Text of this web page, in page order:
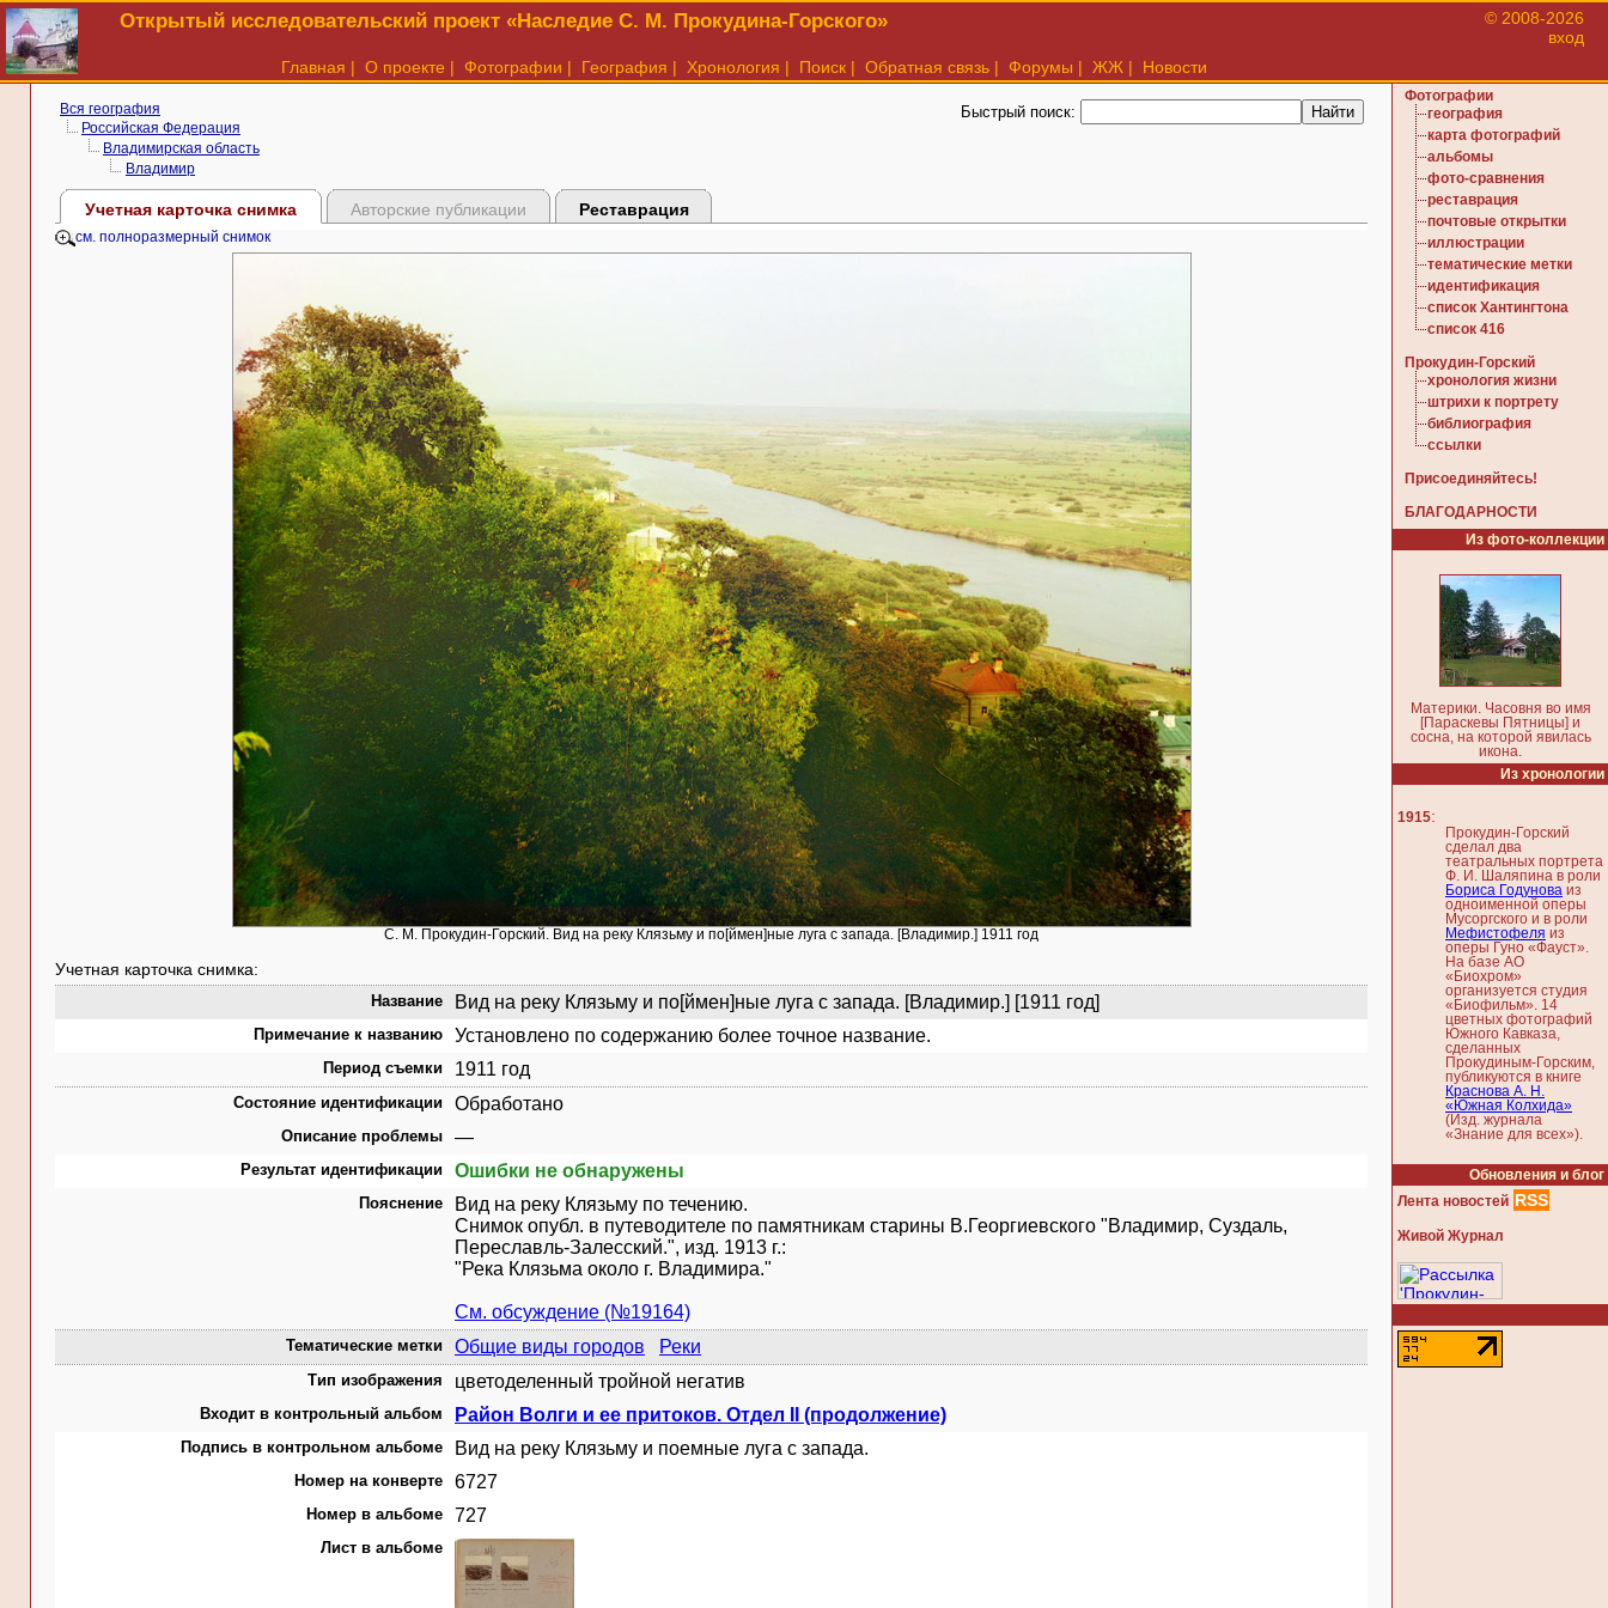
Открытый исследовательский проект «Наследие С. М. Прокудина-Горского»
© 2008-2026
вход
Главная | О проекте | Фотографии | География | Хронология | Поиск | Обратная связь | Форумы | ЖЖ | Новости
Вся география
Российская Федерация
Владимирская область
Владимир
Быстрый поиск:
Учетная карточка снимка Авторские публикации Реставрация
см. полноразмерный снимок
С. М. Прокудин-Горский. Вид на реку Клязьму и по[ймен]ные луга с запада. [Владимир.] 1911 год
Учетная карточка снимка:
Название Вид на реку Клязьму и по[ймен]ные луга с запада. [Владимир.] [1911 год]
Примечание к названию Установлено по содержанию более точное название.
Период съемки 1911 год
Состояние идентификации Обработано
Описание проблемы —
Результат идентификации Ошибки не обнаружены
Пояснение
Вид на реку Клязьму по течению.
Снимок опубл. в путеводителе по памятникам старины В.Георгиевского "Владимир, Суздаль,
Переславль-Залесский.", изд. 1913 г.:
"Река Клязьма около г. Владимира."
См. обсуждение (№19164)
Тематические метки Общие виды городов Реки
Тип изображения цветоделенный тройной негатив
Входит в контрольный альбом Район Волги и ее притоков. Отдел II (продолжение)
Подпись в контрольном альбоме Вид на реку Клязьму и поемные луга с запада.
Номер на конверте 6727
Номер в альбоме 727
Лист в альбоме
Фотографии
география
карта фотографий
альбомы
фото-сравнения
реставрация
почтовые открытки
иллюстрации
тематические метки
идентификация
список Хантингтона
список 416
Прокудин-Горский
хронология жизни
штрихи к портрету
библиография
ссылки
Присоединяйтесь!
БЛАГОДАРНОСТИ
Из фото-коллекции
Материки. Часовня во имя
[Параскевы Пятницы] и
сосна, на которой явилась
икона.
Из хронологии
1915:
Прокудин-Горский
сделал два
театральных портрета
Ф. И. Шаляпина в роли
Бориса Годунова из
одноименной оперы
Мусоргского и в роли
Мефистофеля из
оперы Гуно «Фауст».
На базе АО
«Биохром»
организуется студия
«Биофильм». 14
цветных фотографий
Южного Кавказа,
сделанных
Прокудиным-Горским,
публикуются в книге
Краснова А. Н.
«Южная Колхида»
(Изд. журнала
«Знание для всех»).
Обновления и блог
Лента новостей RSS
Живой Журнал